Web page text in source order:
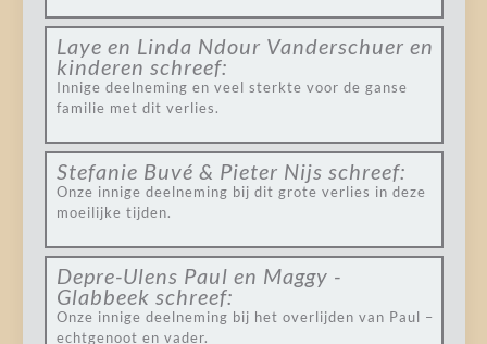
Laye en Linda Ndour Vanderschuer en
kinderen schreef:
Innige deelneming en veel sterkte voor de ganse
familie met dit verlies.
Stefanie Buvé & Pieter Nijs schreef:
Onze innige deelneming bij dit grote verlies in deze
moeilijke tijden.
Depre-Ulens Paul en Maggy -
Glabbeek schreef:
Onze innige deelneming bij het overlijden van Paul –
echtgenoot en vader.